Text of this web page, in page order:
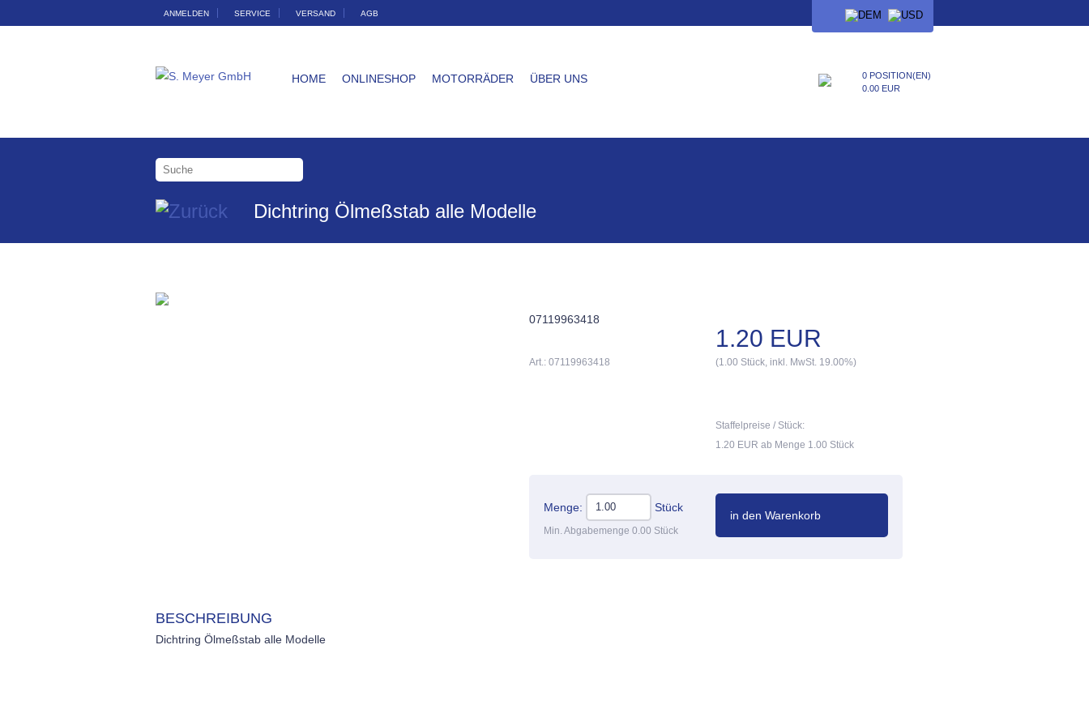
ANMELDEN SERVICE VERSAND AGB
HOME ONLINESHOP MOTORRÄDER ÜBER UNS
0 POSITION(EN)
0.00 EUR
Dichtring Ölmeßstab alle Modelle
07119963418
1.20 EUR
Art.: 07119963418 (1.00 Stück, inkl. MwSt. 19.00%)
Staffelpreise / Stück:
1.20 EUR ab Menge 1.00 Stück
Menge: Stück
Min. Abgabemenge 0.00 Stück
in den Warenkorb
BESCHREIBUNG
Dichtring Ölmeßstab alle Modelle